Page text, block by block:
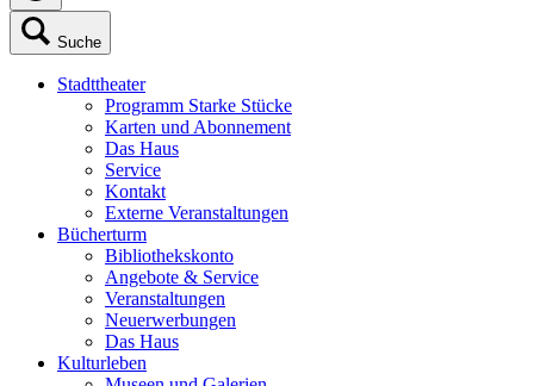
Suche
Stadttheater
Programm Starke Stücke
Karten und Abonnement
Das Haus
Service
Kontakt
Externe Veranstaltungen
Bücherturm
Bibliothekskonto
Angebote & Service
Veranstaltungen
Neuerwerbungen
Das Haus
Kulturleben